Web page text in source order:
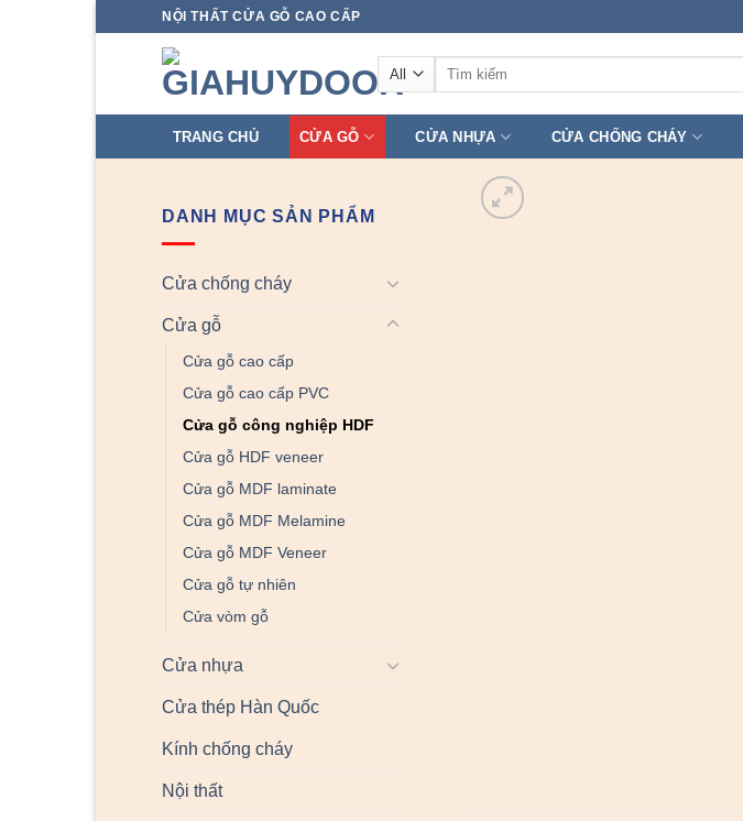
NỘI THẤT CỬA GỖ CAO CẤP
Tìm
TRANG CHỦ CỬA GỖ CỬA NHỰA CỬA CHỐNG CHÁY
DANH MỤC SẢN PHẨM
Cửa chống cháy
Cửa gỗ
Cửa gỗ cao cấp
Cửa gỗ cao cấp PVC
Cửa gỗ công nghiệp HDF
Cửa gỗ HDF veneer
Cửa gỗ MDF laminate
Cửa gỗ MDF Melamine
Cửa gỗ MDF Veneer
Cửa gỗ tự nhiên
Cửa vòm gỗ
Cửa nhựa
Cửa thép Hàn Quốc
Kính chống cháy
Nội thất